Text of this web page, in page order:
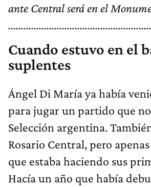
ante Central será en el
Cuando estuvo en el
suplentes
Ángel Di María ya había
para jugar un partido que
Selección argentina.
Rosario Central, pero
que estaba haciendo sus
Hacía un año que había